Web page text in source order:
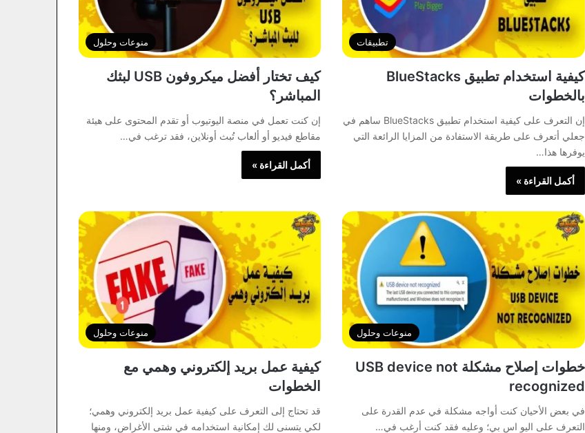
تطبيقات
كيفية استخدام تطبيق BlueStacks
بالخطوات
إن التعرف على كيفية استخدام تطبيق BlueStacks ساهم في
جعلي أتعرف على طريقة الاستفادة من المزايا الرائعة التي
يوفرها هذا…
أكمل القراءة »
منوعات وحلول
كيف تختار أفضل ميكروفون USB لبثك
المباشر؟
إن كنت تعمل في منصة اليوتيوب أو تقدم المحتوى على هيئة
مقاطع فيديو أو ألعاب تُبث أونلاين، فقد ترغب في…
أكمل القراءة »
منوعات وحلول
خطوات إصلاح مشكلة USB device not
recognized
في بعض الأحيان كنت أواجه مشكلة في عدم القدرة على
التعرف على اليو اس بي؛ وعليه فقد كنت أرغب في…
منوعات وحلول
كيفية عمل بريد إلكتروني وهمي مع
الخطوات
قد تحتاج إلى التعرف على كيفية عمل بريد إلكتروني وهمي؛
لكي يتسنى لك إمكانية استخدامه في شتى الأغراض، ومنها